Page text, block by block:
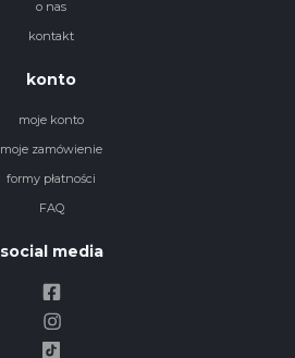
o nas
kontakt
konto
moje konto
moje zamówienie
formy płatności
FAQ
social media